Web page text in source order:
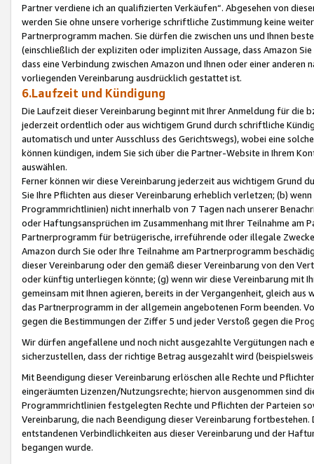
Partner verdiene ich an qualifizierten Verkäufen“. Abgesehen von
werden Sie ohne unsere vorherige schriftliche Zustimmung keine
Partnerprogramm machen. Sie dürfen die zwischen uns und Ihnen
(einschließlich der expliziten oder impliziten Aussage, dass Amazon
dass eine Verbindung zwischen Amazon und Ihnen oder einer
vorliegenden Vereinbarung ausdrücklich gestattet ist.
6.Laufzeit und Kündigung
Die Laufzeit dieser Vereinbarung beginnt mit Ihrer Anmeldung für die
jederzeit ordentlich oder aus wichtigem Grund durch schriftliche
automatisch und unter Ausschluss des Gerichtswegs), wobei eine
können kündigen, indem Sie sich über die Partner-Website in Ihrem
auswählen.
Ferner können wir diese Vereinbarung jederzeit aus wichtigem Grund
Sie Ihre Pflichten aus dieser Vereinbarung erheblich verletzen; (b)
Programmrichtlinien) nicht innerhalb von 7 Tagen nach unserer
oder Haftungsansprüchen im Zusammenhang mit Ihrer Teilnahme am
Partnerprogramm für betrügerische, irreführende oder illegale
Amazon durch Sie oder Ihre Teilnahme am Partnerprogramm
dieser Vereinbarung oder den gemäß dieser Vereinbarung von den
oder künftig unterliegen könnte; (g) wenn wir diese Vereinbarung mit
gemeinsam mit Ihnen agieren, bereits in der Vergangenheit, gleich
das Partnerprogramm in der allgemein angebotenen Form beenden.
gegen die Bestimmungen der Ziffer 5 und jeder Verstoß gegen die
Wir dürfen angefallene und noch nicht ausgezahlte Vergütungen
sicherzustellen, dass der richtige Betrag ausgezahlt wird
Mit Beendigung dieser Vereinbarung erlöschen alle Rechte und
eingeräumten Lizenzen/Nutzungsrechte; hiervon ausgenommen sind
Programmrichtlinien festgelegten Rechte und Pflichten der Parteien
Vereinbarung, die nach Beendigung dieser Vereinbarung
entstandenen Verbindlichkeiten aus dieser Vereinbarung und der
begangen wurde.